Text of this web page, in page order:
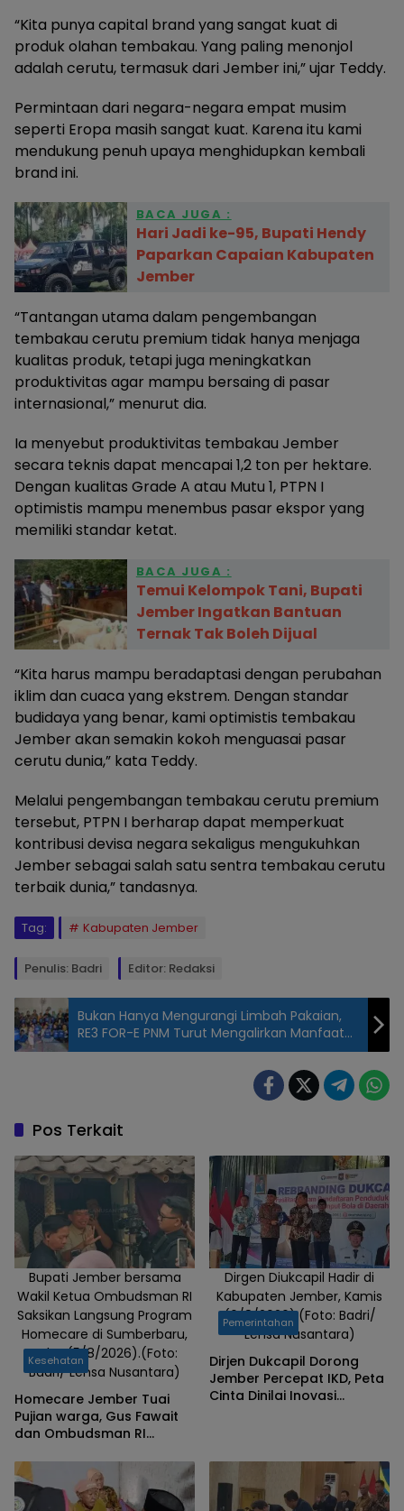
“Kita punya capital brand yang sangat kuat di
produk olahan tembakau. Yang paling menonjol
adalah cerutu, termasuk dari Jember ini,” ujar Teddy.
Permintaan dari negara-negara empat musim
seperti Eropa masih sangat kuat. Karena itu kami
mendukung penuh upaya menghidupkan kembali
brand ini.
BACA JUGA :
Hari Jadi ke-95, Bupati Hendy
Paparkan Capaian Kabupaten
Jember
“Tantangan utama dalam pengembangan
tembakau cerutu premium tidak hanya menjaga
kualitas produk, tetapi juga meningkatkan
produktivitas agar mampu bersaing di pasar
internasional,” menurut dia.
Ia menyebut produktivitas tembakau Jember
secara teknis dapat mencapai 1,2 ton per hektare.
Dengan kualitas Grade A atau Mutu 1, PTPN I
optimistis mampu menembus pasar ekspor yang
memiliki standar ketat.
BACA JUGA :
Temui Kelompok Tani, Bupati
Jember Ingatkan Bantuan
Ternak Tak Boleh Dijual
“Kita harus mampu beradaptasi dengan perubahan
iklim dan cuaca yang ekstrem. Dengan standar
budidaya yang benar, kami optimistis tembakau
Jember akan semakin kokoh menguasai pasar
cerutu dunia,” kata Teddy.
Melalui pengembangan tembakau cerutu premium
tersebut, PTPN I berharap dapat memperkuat
kontribusi devisa negara sekaligus mengukuhkan
Jember sebagai salah satu sentra tembakau cerutu
terbaik dunia,” tandasnya.
Tag: Kabupaten Jember
Penulis: Badri Editor: Redaksi
(22/5/2026).
Lensa
Bukan Hanya Mengurangi Limbah Pakaian,
RE3 FOR-E PNM Turut Mengalirkan Manfaat
bagi Usaha Nasabah Laundry
Pos Terkait
Bupati Jember bersama
Wakil Ketua Ombudsman RI
Saksikan Langsung Program
Homecare di Sumberbaru,
Rabu (5/8/2026).(Foto:
Badri/ Lensa Nusantara)
Kesehatan
Homecare Jember Tuai
Pujian warga, Gus Fawait
dan Ombudsman RI
Kesehatan Rumah Pasien
Dirgen Diukcapil Hadir di
Kabupaten Jember, Kamis
(6/8/2026).(Foto: Badri/
Lensa Nusantara)
Pemerintahan
Dirjen Dukcapil Dorong
Jember Percepat IKD, Peta
Cinta Dinilai Inovasi